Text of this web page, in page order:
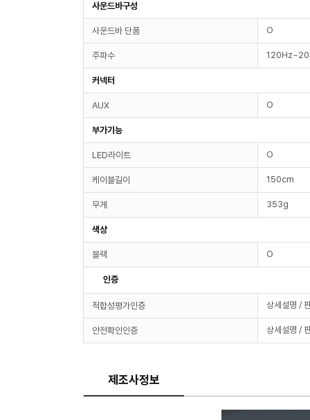
사운드바구성
사운드바 단품 O
주파수
커넥터
AUX O
부가기능
LED라이트 O
케이블길이 150cm
무게 353g
색상
블랙 O
인증
적합성평가인증 상세설명 /
안전확인인증 상세설명 /
제조사정보